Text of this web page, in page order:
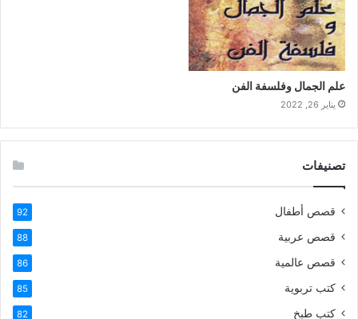
علم الجمال وفلسفة الفن
يناير 26, 2022
تصنيفات
قصص أطفال 92
قصص عربية 88
قصص عالمية 86
كتب تربوية 85
كتب طبخ 82